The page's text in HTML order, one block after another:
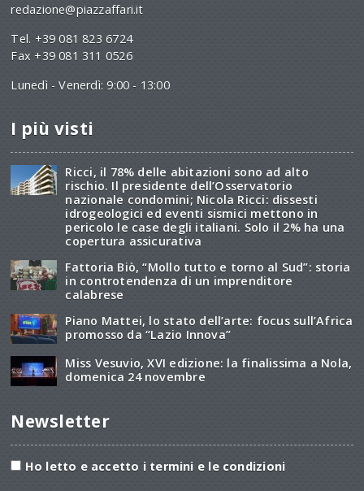
redazione@piazzaffari.it
Tel. +39 081 823 6724
Fax +39 081 311 0526
Lunedì - Venerdì: 9:00 - 13:00
I più visti
Ricci, il 78% delle abitazioni sono ad alto
rischio. Il presidente dell’Osservatorio
nazionale condomini; Nicola Ricci: dissesti
idrogeologici ed eventi sismici mettono in
pericolo le case degli italiani. Solo il 2% ha una
copertura assicurativa
Fattoria Biò, “Mollo tutto e torno al Sud”: storia
in controtendenza di un imprenditore
calabrese
Piano Mattei, lo stato dell’arte: focus sull’Africa
promosso da “Lazio Innova”
Miss Vesuvio, XVI edizione: la finalissima a Nola,
domenica 24 novembre
Newsletter
Ho letto e accetto i termini e le condizioni